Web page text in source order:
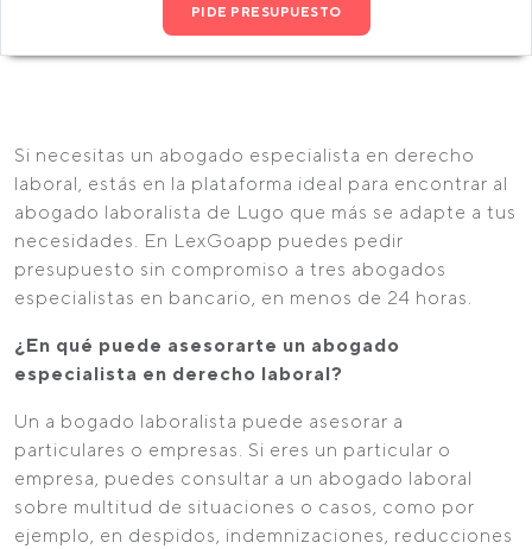
PIDE PRESUPUESTO
Si necesitas un abogado especialista en derecho
laboral, estás en la plataforma ideal para encontrar al
abogado laboralista de Lugo que más se adapte a tus
necesidades. En LexGoapp puedes pedir
presupuesto sin compromiso a tres abogados
especialistas en bancario, en menos de 24 horas.
¿En qué puede asesorarte un abogado
especialista en derecho laboral?
Un a bogado laboralista puede asesorar a
particulares o empresas. Si eres un particular o
empresa, puedes consultar a un abogado laboral
sobre multitud de situaciones o casos, como por
ejemplo, en despidos, indemnizaciones, reducciones